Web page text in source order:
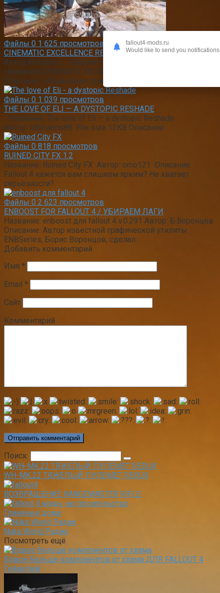
Файлы 0 1 625 просмотров
CINEMATIC EXCELLENCE RESHADE PRESET 5.4
Автор:Archalyus . Версия:5.5. Перевод:не требуется .
Название:CINEMATIC EXCELLENCE RESHADE PRESET.
Описание: Изменение графической картинки
Файлы 0 1 039 просмотров
THE LOVE OF ELI — A DYSTOPIC RESHADE
Название: The love of Eli — a dystopic Reshade
Автор: Idlehands88 File size 12KB Описание:
Файлы 0 818 просмотров
RUINED CITY FX 1.2
Название: Ruined City FX Автор: omo121 Описание:
Fallout 4 кажется вам слишком ярким? Не хватает
серьезности?
Файлы 0 2 623 просмотров
ENBOOST FOR FALLOUT 4 / УБИРАЕМ ЛАГИ
Название: enboost для fallout 4 v.0.291 Автор: Б.Воронцов
Описание: Автор известной графической утилиты
ENBSeries, Борис Воронцов, сделал
Добавить комментарий
Имя *
Email *
Сайт
Комментарий
Поиск:
WH-MK.22 ТЯЖЕЛЫЙ ПУЛЕМЕТ REDUX
ВОЗВРАЩЕНИЕ RANGEMASTER RIFLE
Глиняные дома
Nuka World Радио
Посмотреть ещё
Вдвое больше компонентов от хлама ДЛЯ FALLOUT 4
Геймплей
fallout4-mods.ru
Would like to send you notifications